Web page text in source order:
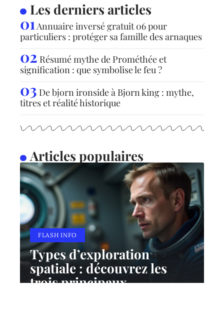
Les derniers articles
Annuaire inversé gratuit 06 pour
particuliers : protéger sa famille des arnaques
Résumé mythe de Prométhée et
signification : que symbolise le feu ?
De bjorn ironside à Bjorn king : mythe,
titres et réalité historique
Articles populaires
FLASH INFO
Types d’exploration
spatiale : découvrez les
trois principaux